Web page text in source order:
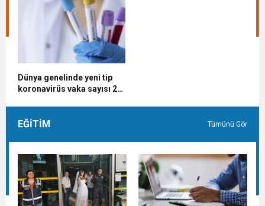
Dünya genelinde yeni tip
koronavirüs vaka sayısı 21
EĞİTİM Tümünü Gör